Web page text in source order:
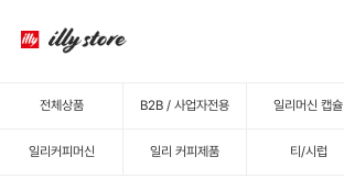
전체상품 B2B / 사업자전용 일리머신 캡슐
일리커피머신 일리 커피제품 티/시럽